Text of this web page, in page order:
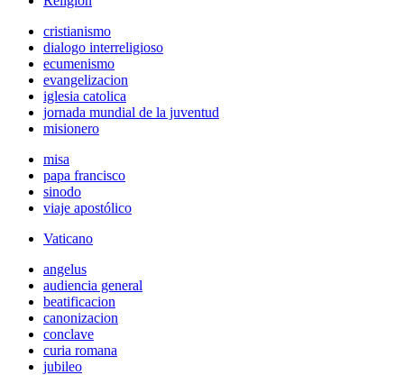
cristianismo
dialogo interreligioso
ecumenismo
evangelizacion
iglesia catolica
jornada mundial de la juventud
misionero
misa
papa francisco
sinodo
viaje apostólico
Vaticano
angelus
audiencia general
beatificacion
canonizacion
conclave
curia romana
jubileo